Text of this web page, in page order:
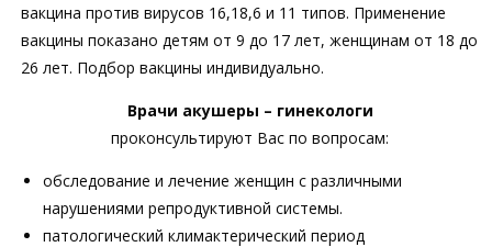
вакцина против вирусов 16,18,6 и 11 типов. Применение
вакцины показано детям от 9 до 17 лет, женщинам от 18 до
26 лет. Подбор вакцины индивидуально.
Врачи акушеры – гинекологи
проконсультируют Вас по вопросам:
обследование и лечение женщин с различными
нарушениями репродуктивной системы.
патологический климактерический период